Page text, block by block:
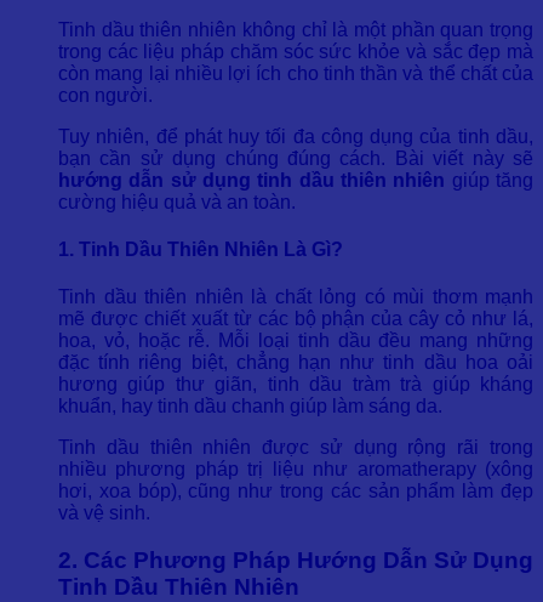
Tinh dầu thiên nhiên không chỉ là một phần quan trọng
trong các liệu pháp chăm sóc sức khỏe và sắc đẹp mà
còn mang lại nhiều lợi ích cho tinh thần và thể chất của
con người.
Tuy nhiên, để phát huy tối đa công dụng của tinh dầu,
bạn cần sử dụng chúng đúng cách. Bài viết này sẽ
hướng dẫn sử dụng tinh dầu thiên nhiên giúp tăng
cường hiệu quả và an toàn.
1. Tinh Dầu Thiên Nhiên Là Gì?
Tinh dầu thiên nhiên là chất lỏng có mùi thơm mạnh
mẽ được chiết xuất từ các bộ phận của cây cỏ như lá,
hoa, vỏ, hoặc rễ. Mỗi loại tinh dầu đều mang những
đặc tính riêng biệt, chẳng hạn như tinh dầu hoa oải
hương giúp thư giãn, tinh dầu tràm trà giúp kháng
khuẩn, hay tinh dầu chanh giúp làm sáng da.
Tinh dầu thiên nhiên được sử dụng rộng rãi trong
nhiều phương pháp trị liệu như aromatherapy (xông
hơi, xoa bóp), cũng như trong các sản phẩm làm đẹp
và vệ sinh.
2. Các Phương Pháp Hướng Dẫn Sử Dụng
Tinh Dầu Thiên Nhiên